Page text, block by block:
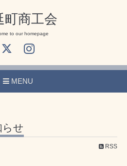
町商工会
to our homepage
MENU
せ
RSS